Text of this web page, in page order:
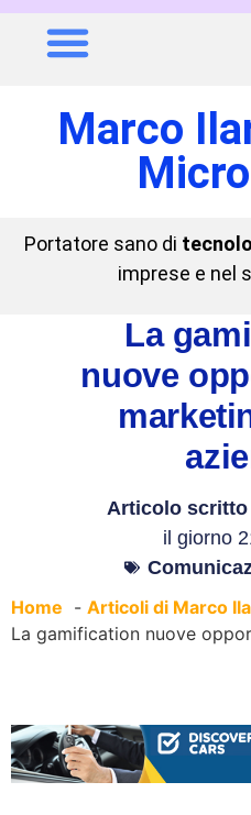
Marco
Portatore sano di
imprese e nel
La
nuove
Articolo scritto
il giorno
Home
Articoli di Marco
La gamification nuove